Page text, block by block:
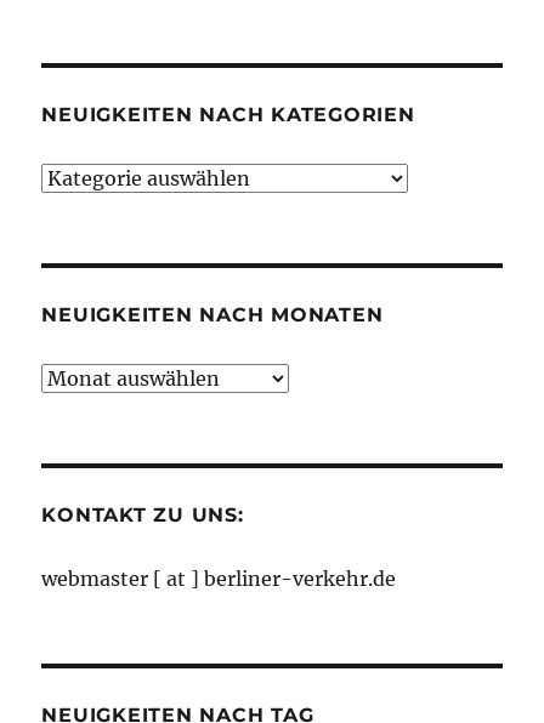
NEUIGKEITEN NACH KATEGORIEN
Neuigkeiten
NEUIGKEITEN NACH MONATEN
Neuigkeiten
KONTAKT ZU UNS:
webmaster [ at ] berliner-verkehr.de
NEUIGKEITEN NACH TAG